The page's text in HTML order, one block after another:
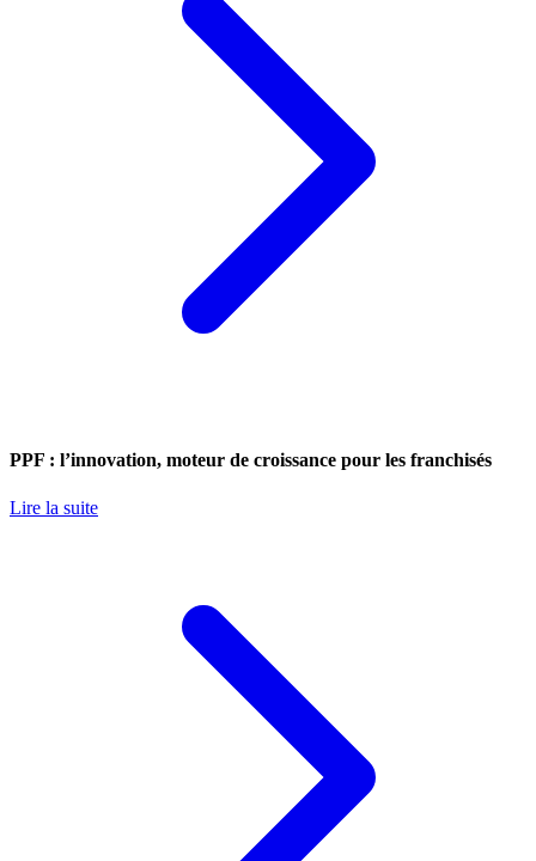
PPF : l’innovation, moteur de croissance pour les franchisés
Lire la suite